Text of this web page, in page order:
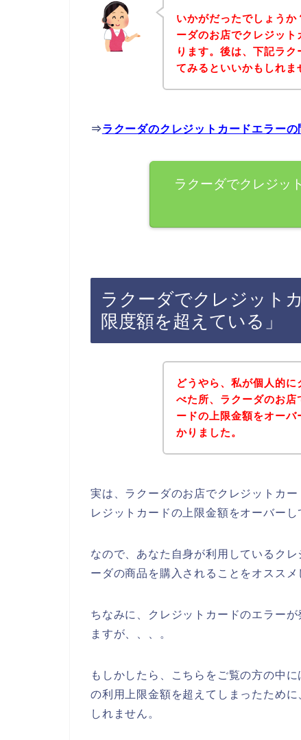
いかがだったでしょう
ーダのお店でクレジッ
ります。後は、下記ラ
てみるといいかもしれま
⇒ラクーダのクレジットカードエラー
ラクーダでクレジッ
ラクーダでクレジット
限度額を超えている」
どうやら、私が個人的
べた所、ラクーダのお
ードの上限金額をオー
かりました。
実は、ラクーダのお店でクレジットカ
レジットカードの上限金額をオーバーし
なので、あなた自身が利用しているク
ーダの商品を購入されることをオススメ
ちなみに、クレジットカードのエラー
ますが、、、。
もしかしたら、こちらをご覧の方の中
の利用上限金額を超えてしまったため
しれません。